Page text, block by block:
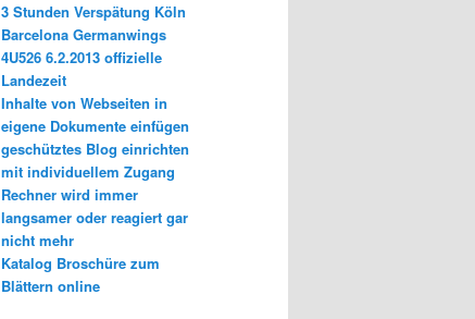
3 Stunden Verspätung Köln
Barcelona Germanwings
4U526 6.2.2013 offizielle
Landezeit
Inhalte von Webseiten in
eigene Dokumente einfügen
geschütztes Blog einrichten
mit individuellem Zugang
Rechner wird immer
langsamer oder reagiert gar
nicht mehr
Katalog Broschüre zum
Blättern online